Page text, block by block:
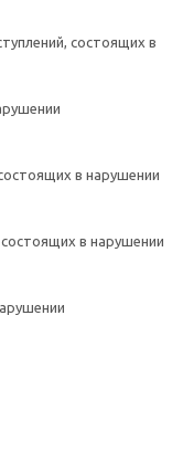
состоящих в
в нарушении
в нарушении